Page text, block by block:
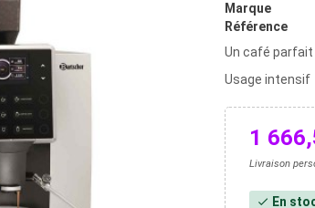
Marque
Référence
Un café parfait
Usage intensif
1
Livraison
check En